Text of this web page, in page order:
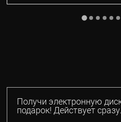
Получи электронную
подарок! Действует сразу.